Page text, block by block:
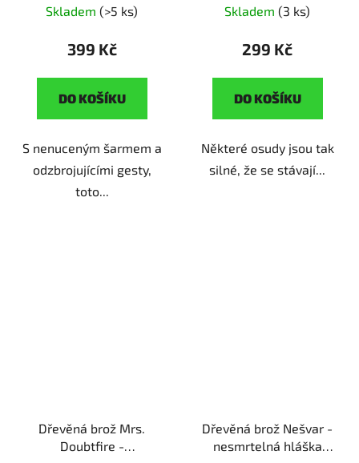
fanoušky filmové
Skladem (>5 ks)
399 Kč
DO KOŠÍKU
S nenuceným šarmem a
odzbrojujícími gesty,
toto...
Skladem (3 ks)
299 Kč
DO KOŠÍKU
Některé osudy jsou tak
silné, že se stávají...
Dřevěná brož Mrs.
Doubtfire -
Dřevěná brož Nešvar -
nesmrtelná hláška